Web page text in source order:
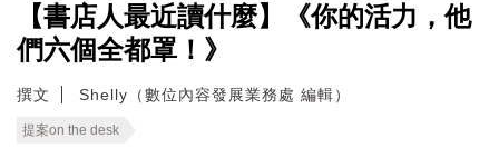
【書店人最近讀什麼】《你的活力，他
們六個全都罩！》
撰文 Shelly（數位內容發展業務處 編輯）
提案on the desk